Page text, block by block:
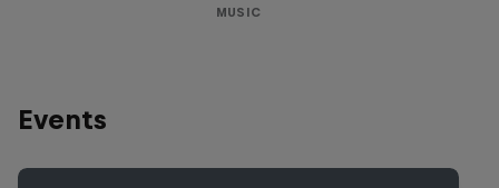
MUSIC
Events